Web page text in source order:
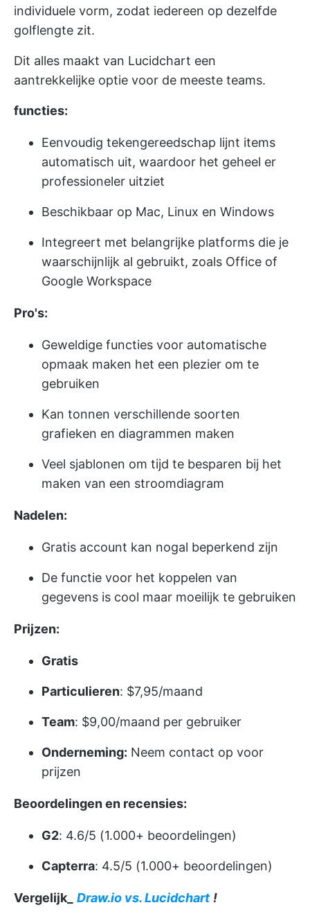
individuele vorm, zodat iedereen op dezelfde
golflengte zit.
Dit alles maakt van Lucidchart een
aantrekkelijke optie voor de meeste teams.
functies:
Eenvoudig tekengereedschap lijnt items
automatisch uit, waardoor het geheel er
professioneler uitziet
Beschikbaar op Mac, Linux en Windows
Integreert met belangrijke platforms die je
waarschijnlijk al gebruikt, zoals Office of
Google Workspace
Pro's:
Geweldige functies voor automatische
opmaak maken het een plezier om te
gebruiken
Kan tonnen verschillende soorten
grafieken en diagrammen maken
Veel sjablonen om tijd te besparen bij het
maken van een stroomdiagram
Nadelen:
Gratis account kan nogal beperkend zijn
De functie voor het koppelen van
gegevens is cool maar moeilijk te gebruiken
Prijzen:
Gratis
Particulieren: $7,95/maand
Team: $9,00/maand per gebruiker
Onderneming: Neem contact op voor
prijzen
Beoordelingen en recensies:
G2: 4.6/5 (1.000+ beoordelingen)
Capterra: 4.5/5 (1.000+ beoordelingen)
Vergelijk_ Draw.io vs. Lucidchart !